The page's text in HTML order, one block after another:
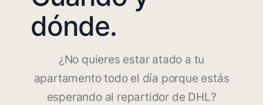
dónde.
¿No quieres estar atado a tu
apartamento todo el día porque estás
esperando al repartidor de DHL?